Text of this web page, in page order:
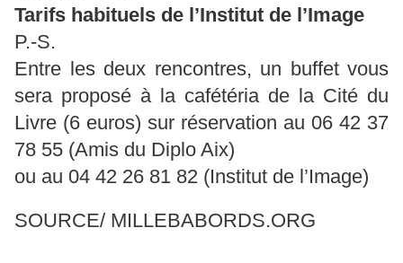
Tarifs habituels de l’Institut de l’Image
P.-S.
Entre les deux rencontres, un buffet vous
sera proposé à la cafétéria de la Cité du
Livre (6 euros) sur réservation au 06 42 37
78 55 (Amis du Diplo Aix)
ou au 04 42 26 81 82 (Institut de l’Image)
SOURCE/ MILLEBABORDS.ORG